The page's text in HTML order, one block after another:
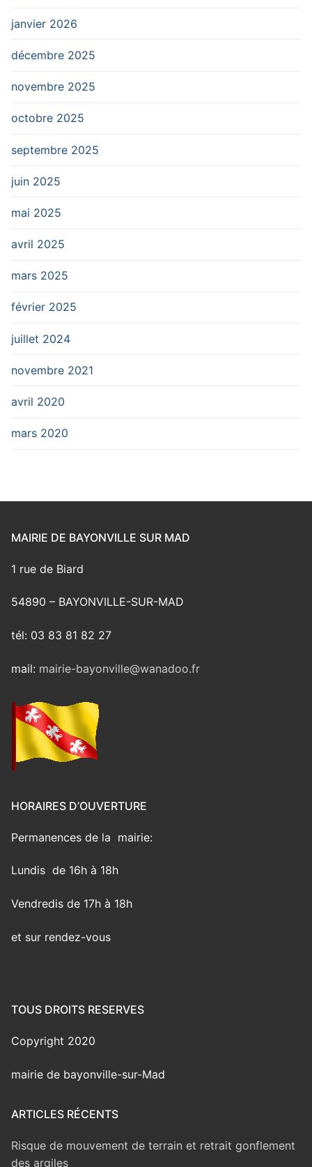
janvier 2026
décembre 2025
novembre 2025
octobre 2025
septembre 2025
juin 2025
mai 2025
avril 2025
mars 2025
février 2025
juillet 2024
novembre 2021
avril 2020
mars 2020
MAIRIE DE BAYONVILLE SUR MAD
1 rue de Biard
54890 – BAYONVILLE-SUR-MAD
tél: 03 83 81 82 27
mail: mairie-bayonville@wanadoo.fr
HORAIRES D’OUVERTURE
Permanences de la mairie:
Lundis de 16h à 18h
Vendredis de 17h à 18h
et sur rendez-vous
TOUS DROITS RESERVES
Copyright 2020
mairie de bayonville-sur-Mad
ARTICLES RÉCENTS
Risque de mouvement de terrain et retrait gonflement
des argiles